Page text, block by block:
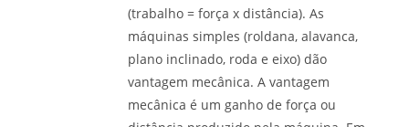
(trabalho = força x distância). As
máquinas simples (roldana, alavanca,
plano inclinado, roda e eixo) dão
vantagem mecânica. A vantagem
mecânica é um ganho de força ou